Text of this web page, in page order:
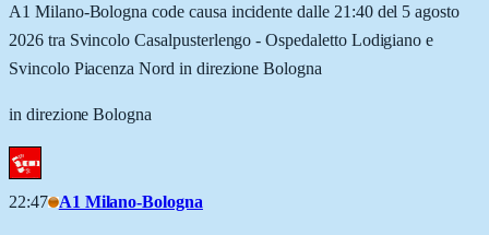
A1 Milano-Bologna code causa incidente dalle 21:40 del 5 agosto
2026 tra Svincolo Casalpusterlengo - Ospedaletto Lodigiano e
Svincolo Piacenza Nord in direzione Bologna
in direzione Bologna
22:47 A1 Milano-Bologna